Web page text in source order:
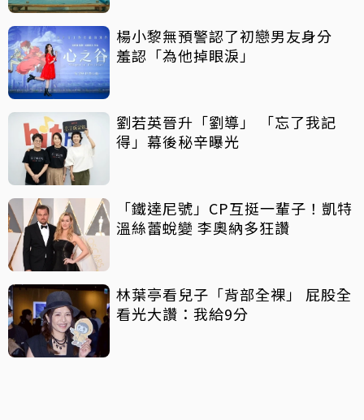
楊小黎無預警認了初戀男友身分
羞認「為他掉眼淚」
劉若英晉升「劉導」 「忘了我記
得」幕後秘辛曝光
「鐵達尼號」CP互挺一輩子！凱特
溫絲蕾蛻變 李奧納多狂讚
林葉亭看兒子「背部全裸」 屁股全
看光大讚：我給9分